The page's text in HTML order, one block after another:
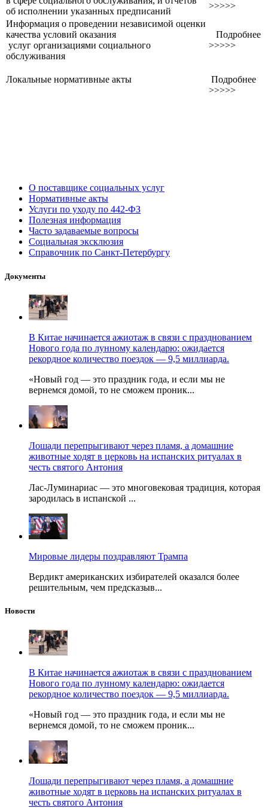
об исполнении указанных предписаний
>>>>>
Информация о проведении независимой оценки
качества условий оказания
услуг организациями социального
обслуживания
Подробнее
>>>>>
Локальные нормативные акты
Подробнее
>>>>>
О поставщике социальных услуг
Нормативные акты
Услуги по уходу по 442-ФЗ
Полезная информация
Часто задаваемые вопросы
Социальная эксклюзия
Справочник по Санкт-Петербургу
Документы
В Китае начинается ажиотаж в связи с празднованием
Нового года по лунному календарю: ожидается
рекордное количество поездок — 9,5 миллиарда.
«Новый год — это праздник года, и если мы не
вернемся домой, то не сможем проник...
Лошади перепрыгивают через пламя, а домашние
животные ходят в церковь на испанских ритуалах в
честь святого Антония
Лас-Луминариас — это многовековая традиция, которая
зародилась в испанской ...
Мировые лидеры поздравляют Трампа
Вердикт американских избирателей оказался более
решительным, чем предсказыв...
Новости
В Китае начинается ажиотаж в связи с празднованием
Нового года по лунному календарю: ожидается
рекордное количество поездок — 9,5 миллиарда.
«Новый год — это праздник года, и если мы не
вернемся домой, то не сможем проник...
Лошади перепрыгивают через пламя, а домашние
животные ходят в церковь на испанских ритуалах в
честь святого Антония